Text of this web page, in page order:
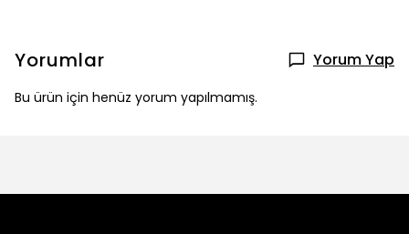
Yorumlar Yorum Yap
Bu ürün için henüz yorum yapılmamış.